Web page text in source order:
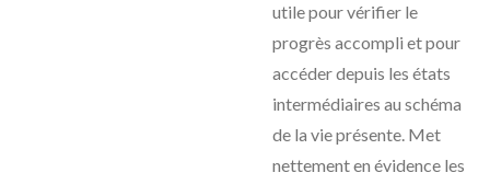
utile pour vérifier le
progrès accompli et pour
accéder depuis les états
intermédiaires au schéma
de la vie présente. Met
nettement en évidence les